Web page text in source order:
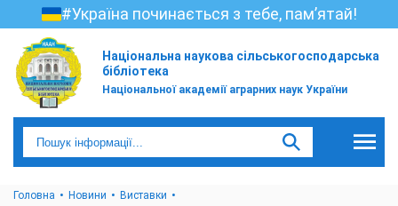
#Україна починається з тебе, пам’ятай!
Національна наукова сільськогосподарська
бібліотека
Національної академії аграрних наук України
Головна Новини
Виставки